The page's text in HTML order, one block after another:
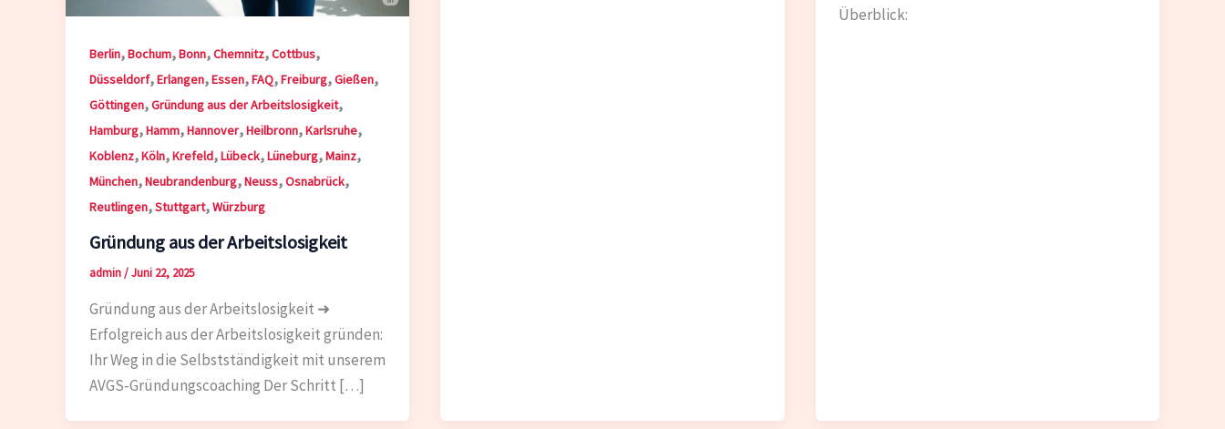
Berlin,Bochum,Bonn,Chemnitz,Cottbus,
Düsseldorf,Erlangen,Essen,FAQ,Freiburg,Gießen,
Göttingen,Gründung aus der Arbeitslosigkeit,
Hamburg,Hamm,Hannover,Heilbronn,Karlsruhe,
Koblenz,Köln,Krefeld,Lübeck,Lüneburg,Mainz,
München,Neubrandenburg,Neuss,Osnabrück,
Reutlingen,Stuttgart,Würzburg
Gründung aus der Arbeitslosigkeit
admin/Juni 22, 2025
Gründung aus der Arbeitslosigkeit ➜
Erfolgreich aus der Arbeitslosigkeit gründen:
Ihr Weg in die Selbstständigkeit mit unserem
AVGS-Gründungscoaching Der Schritt […]
Überblick: